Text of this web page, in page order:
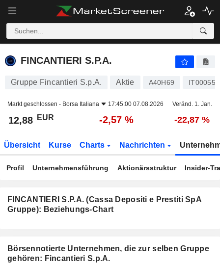
FINCANTIERI S.P.A.
FINCANTIERI S.P.A.
Gruppe Fincantieri S.p.A. Aktie A40H69
Markt geschlossen - Borsa Italiana 17:45:00 07.08.2026 Veränd. 1. Jan.
12,88 EUR -2,57 % -22,87 %
Übersicht Kurse Charts Nachrichten
Profil Unternehmensführung Aktionärsstruktur Insider-
FINCANTIERI S.P.A. (Cassa Depositi e Prestiti SpA
Gruppe): Beziehungs-Chart
Börsennotierte Unternehmen, die zur selben Gruppe
gehören: Fincantieri S.p.A.